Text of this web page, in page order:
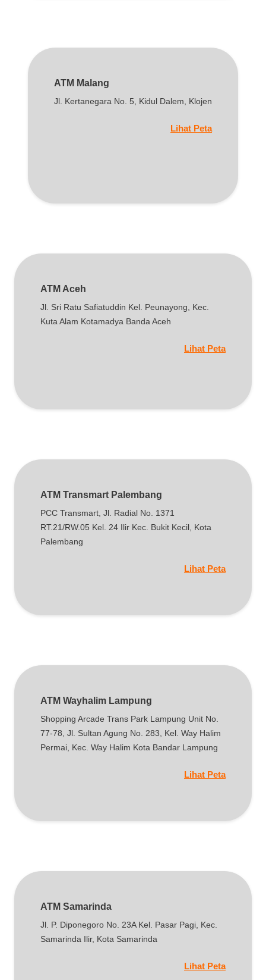
ATM Malang
Jl. Kertanegara No. 5, Kidul Dalem, Klojen
Lihat Peta
ATM Aceh
Jl. Sri Ratu Safiatuddin Kel. Peunayong, Kec.
Kuta Alam Kotamadya Banda Aceh
Lihat Peta
ATM Transmart Palembang
PCC Transmart, Jl. Radial No. 1371
RT.21/RW.05 Kel. 24 Ilir Kec. Bukit Kecil, Kota
Palembang
Lihat Peta
ATM Wayhalim Lampung
Shopping Arcade Trans Park Lampung Unit No.
77-78, Jl. Sultan Agung No. 283, Kel. Way Halim
Permai, Kec. Way Halim Kota Bandar Lampung
Lihat Peta
ATM Samarinda
Jl. P. Diponegoro No. 23A Kel. Pasar Pagi, Kec.
Samarinda Ilir, Kota Samarinda
Lihat Peta